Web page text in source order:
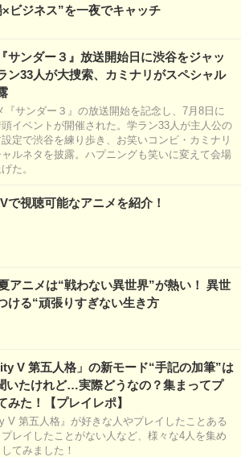
ビジネス”を一夜でキャッチ
サンダー３』放送開始日に渋谷をジャッ
ン33人が大捜索、カミナリがスペシャル
『サンダー３』の放送開始を記念し、7月8日に
イベントが開催された。学ラン33人が主人公の
定で渋谷を練り歩き、お笑いコンビ・カミナリ
ルネタを披露。ハプニングも笑いに変えて会場
た。
で視聴可能なアニメを紹介！
アニメは“戦わない異世界”が熱い！ 異世
ける“頑張りすぎない生き方
V 第五人格」の新モード“手記の加筆”は
いたけれど…実際どうなの？集まってプ
みた！【プレイレポ】
V 第五人格』が好きな人やプレイしたことある
プレイしたことがない人など、様々な4人を集め
てみました！